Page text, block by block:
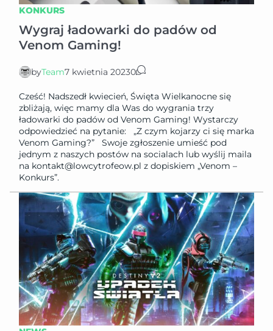
KONKURS
Wygraj ładowarki do padów od
Venom Gaming!
byTeam7 kwietnia 20230
Cześć! Nadszedł kwiecień, Święta Wielkanocne się
zbliżają, więc mamy dla Was do wygrania trzy
ładowarki do padów od Venom Gaming! Wystarczy
odpowiedzieć na pytanie: „Z czym kojarzy ci się marka
Venom Gaming?” Swoje zgłoszenie umieść pod
jednym z naszych postów na socialach lub wyślij maila
na kontakt@lowcytrofeow.pl z dopiskiem „Venom –
Konkurs”.